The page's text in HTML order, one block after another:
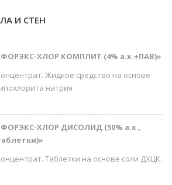
И СТЕН
ХЛОР КОМПЛИТ (4% а.х.+ПАВ)»
Жидкое средство на основе
натрия
ХЛОР ДИСОЛИД (50% а.х.,
Таблетки на основе соли ДХЦК.